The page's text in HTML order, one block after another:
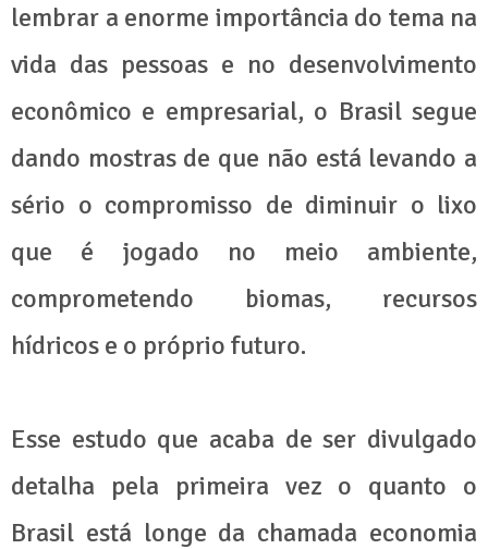
lembrar a enorme importância do tema na
vida das pessoas e no desenvolvimento
econômico e empresarial, o Brasil segue
dando mostras de que não está levando a
sério o compromisso de diminuir o lixo
que é jogado no meio ambiente,
comprometendo biomas, recursos
hídricos e o próprio futuro.
Esse estudo que acaba de ser divulgado
detalha pela primeira vez o quanto o
Brasil está longe da chamada economia